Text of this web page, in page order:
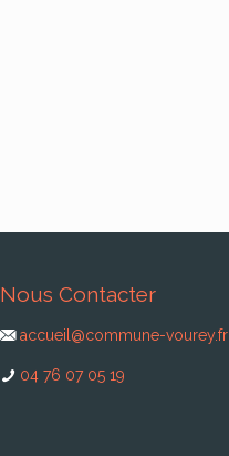
Nous Contacter
accueil@commune-vourey.fr
04 76 07 05 19